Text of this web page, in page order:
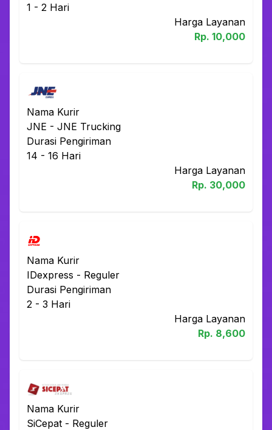
1 - 2 Hari
Harga Layanan
Rp. 10,000
Nama Kurir
JNE - JNE Trucking
Durasi Pengiriman
14 - 16 Hari
Harga Layanan
Rp. 30,000
Nama Kurir
IDexpress - Reguler
Durasi Pengiriman
2 - 3 Hari
Harga Layanan
Rp. 8,600
Nama Kurir
SiCepat - Reguler